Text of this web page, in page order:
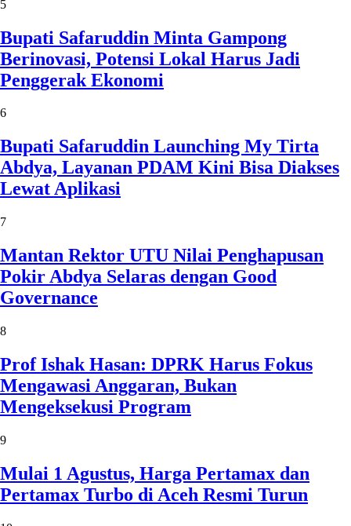
5
Bupati Safaruddin Minta Gampong
Berinovasi, Potensi Lokal Harus Jadi
Penggerak Ekonomi
6
Bupati Safaruddin Launching My Tirta
Abdya, Layanan PDAM Kini Bisa Diakses
Lewat Aplikasi
7
Mantan Rektor UTU Nilai Penghapusan
Pokir Abdya Selaras dengan Good
Governance
8
Prof Ishak Hasan: DPRK Harus Fokus
Mengawasi Anggaran, Bukan
Mengeksekusi Program
9
Mulai 1 Agustus, Harga Pertamax dan
Pertamax Turbo di Aceh Resmi Turun